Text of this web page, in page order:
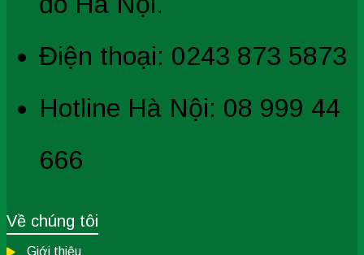
Điện thoại: 0243 873 5873
Hotline Hà Nội: 08 999 44
666
Về chúng tôi
Giới thiệu